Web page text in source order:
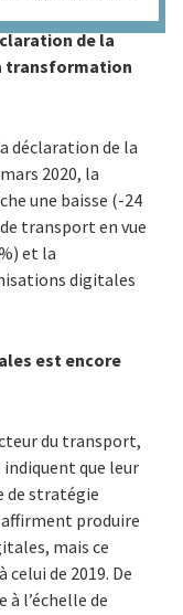
de la
transformation
déclaration de la
2020, la
une baisse (-24
transport en vue
et la
digitales
est encore
du transport,
que leur
de stratégie
produire
mais ce
de 2019. De
l’échelle de